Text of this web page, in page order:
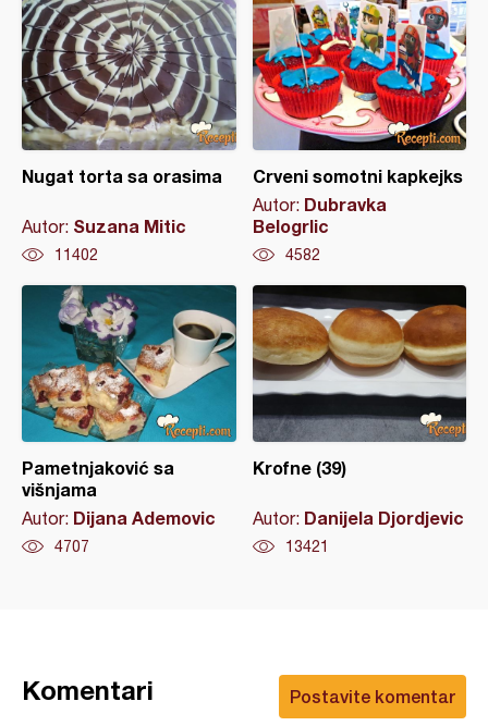
Nugat torta sa orasima
Autor: Suzana Mitic
11402
Crveni somotni kapkejks
Autor: Dubravka
Belogrlic
4582
Pametnjaković sa
višnjama
Autor: Dijana Ademovic
4707
Krofne (39)
Autor: Danijela Djordjevic
13421
Postavite komentar
Komentari